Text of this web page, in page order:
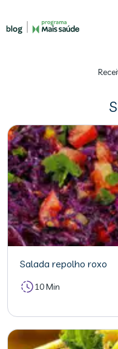
Salada repolho roxo
10 Min